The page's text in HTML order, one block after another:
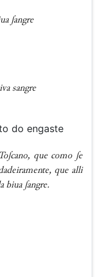
ʃangre
sangre
do engaste
que como ʃe
que alli
biua ʃangre.